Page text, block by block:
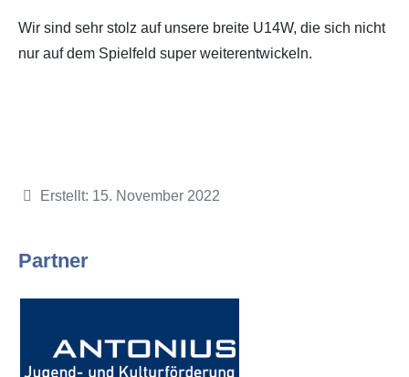
Partner
Wir sind sehr stolz auf unsere breite U14W, die sich nicht
nur auf dem Spielfeld super weiterentwickeln.
Details
Erstellt: 15. November 2022